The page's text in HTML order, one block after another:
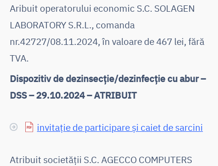
Aribuit operatorului economic S.C. SOLAGEN
LABORATORY S.R.L., comanda
nr.42727/08.11.2024, în valoare de 467 lei, fără
TVA.
Dispozitiv de dezinsecție/dezinfecție cu abur –
DSS – 29.10.2024 – ATRIBUIT
invitație de participare și caiet de sarcini
Atribuit societății S.C. AGECCO COMPUTERS